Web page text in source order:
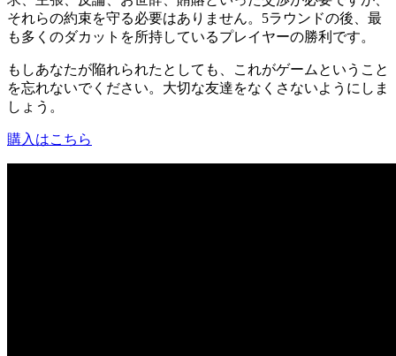
それらの約束を守る必要はありません。5ラウンドの後、最
も多くのダカットを所持しているプレイヤーの勝利です。
もしあなたが陥れられたとしても、これがゲームということ
を忘れないでください。大切な友達をなくさないようにしま
しょう。
購入はこちら